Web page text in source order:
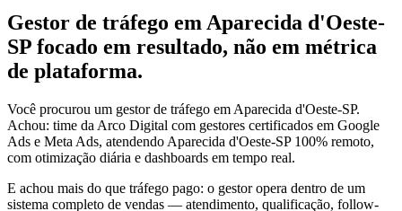
Gestor de tráfego em Aparecida d'Oeste-
SP focado em resultado, não em métrica
de plataforma.
Você procurou um gestor de tráfego em Aparecida d'Oeste-SP.
Achou: time da Arco Digital com gestores certificados em Google
Ads e Meta Ads, atendendo Aparecida d'Oeste-SP 100% remoto,
com otimização diária e dashboards em tempo real.
E achou mais do que tráfego pago: o gestor opera dentro de um
sistema completo de vendas — atendimento, qualificação, follow-